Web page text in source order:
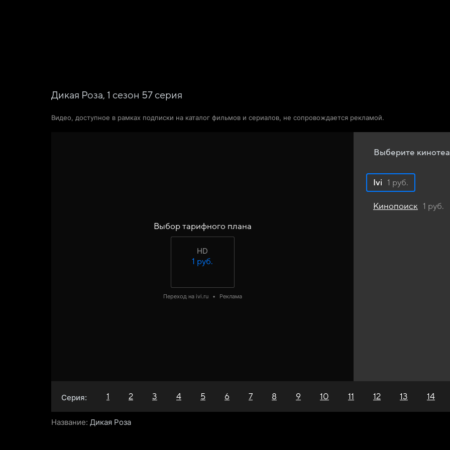
Дикая Роза, 1 сезон 57 серия
Видео, доступное в рамках подписки на каталог фильмов и сериалов, не сопровождается рекламой.
Выбор тарифного плана
HD
1 руб.
Переход на ivi.ru • Реклама
Выберите
Ivi 1 руб.
Кинопоиск 1 руб.
Серия: 1 2 3 4 5 6 7 8 9 10 11 12 13 14
Название: Дикая Роза